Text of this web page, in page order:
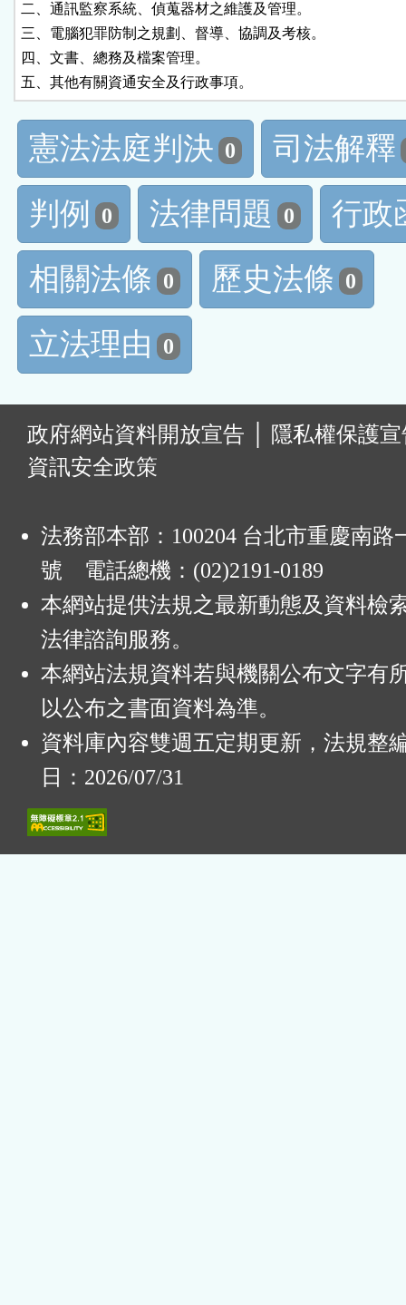
二、通訊監察系統、偵蒐器材之維護及管理。
三、電腦犯罪防制之規劃、督導、協調及考核。
四、文書、總務及檔案管理。
五、其他有關資通安全及行政事項。
憲法法庭判決 0
司法解釋
判例
0 法律問題 0
行政
相關法條 0 歷史法條 0
立法理由 0
政府網站資料開放宣告
隱私權保護
資訊安全政策
法務部本部：100204 台北市重慶南路
號 電話總機：(02)2191-0189
本網站提供法規之最新動態及資料檢
法律諮詢服務。
本網站法規資料若與機關公布文字有
以公布之書面資料為準。
資料庫內容雙週五定期更新，法規整
日：2026/07/31